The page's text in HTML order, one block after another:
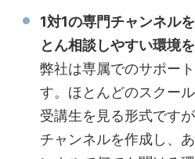
1対1の専門チャンネル
とん相談しやすい環境
弊社は専属でのサポー
す。ほとんどのスクー
受講生を見る形式です
チャンネルを作成し、